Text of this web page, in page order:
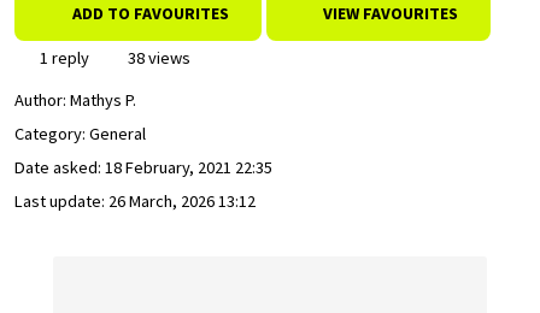
ADD TO FAVOURITES VIEW FAVOURITES
1 reply
38 views
Author: Mathys P.
Category: General
Date asked: 18 February, 2021 22:35
Last update: 26 March, 2026 13:12